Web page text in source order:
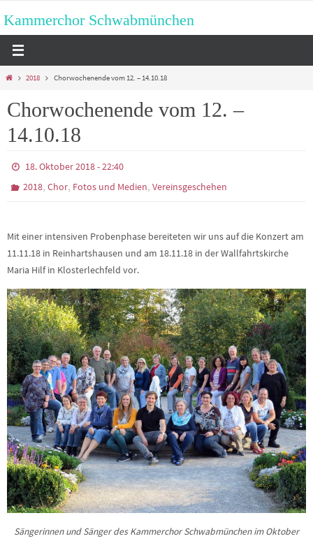
Inhalt
Kammerchor Schwabmünchen
Start2018 Chorwochenende vom 12. – 14.10.18
Chorwochenende vom 12. –
14.10.18
18. Oktober 2018 - 22:40
2018,Chor, Fotos und Medien,Vereinsgeschehen
Mit einer intensiven Probenphase bereiteten wir uns auf die Konzert am
11.11.18 in Reinhartshausen und am 18.11.18 in der Wallfahrtskirche
Maria Hilf in Klosterlechfeld vor.
Sängerinnen und Sänger des Kammerchor Schwabmünchen im Oktober